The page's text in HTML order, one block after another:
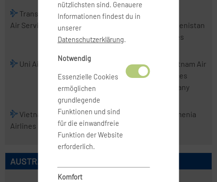
TransNusa
Air Services
Tri-MG Intra
Asia Airlines
Trigana Air
Turkmenistan
Airlines
Uni Air
Uzbekistan
Airways
VietJet Air
Vietnam Air
Services
Company
Vietnam
Airlines
Wings
Abadi Airlines
Xpressair Yemenia
AUSTRALISCHE AIRLINES
nützlichsten sind. Genauere
Informationen findest du in
unserer
Datenschutzerklärung.
Notwendig
Essenzielle Cookies
ermöglichen
grundlegende
Funktionen und sind
für die einwandfreie
Funktion der Website
erforderlich.
Komfort